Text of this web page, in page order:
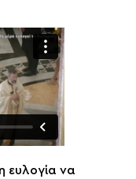
ευλογία να